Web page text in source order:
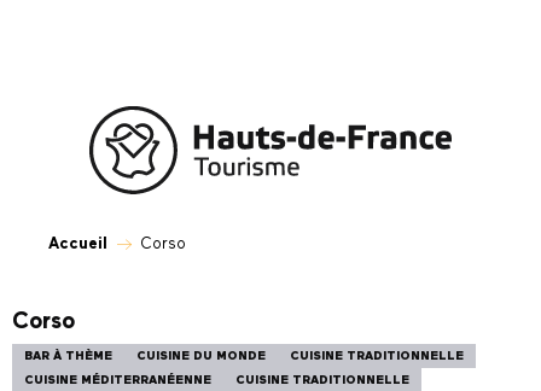
Accueil Corso
Corso
BAR À THÈME CUISINE DU MONDE
CUISINE TRADITIONNELLE
CUISINE MÉDITERRANÉENNE
CUISINE TRADITIONNELLE